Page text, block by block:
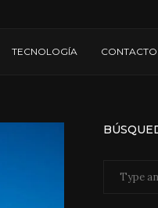
TECNOLOGÍA CONTACTO